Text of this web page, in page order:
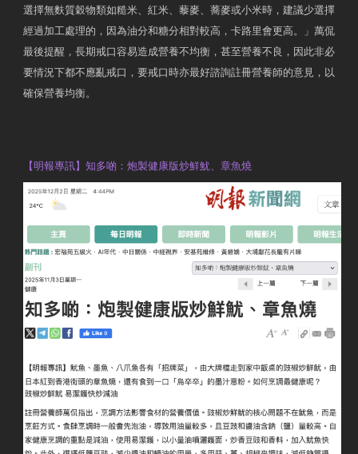
選擇無麩質穀物類如糙米、紅米、藜麥、蕎麥或小米時，建議少選擇
經過加工處理的，因為油分和糖分相對較高，卡路里會更高。」萬侃
最後提醒，長期戒口容易造成營養不均衡，甚至營養不良，因此非必
要情況下都不應亂戒口，要戒口時亦最好諮詢註冊營養師的意見，以
確保營養均衡。
【明報專訊】知多啲：炮製健康版炒鮮魷、章魚燒